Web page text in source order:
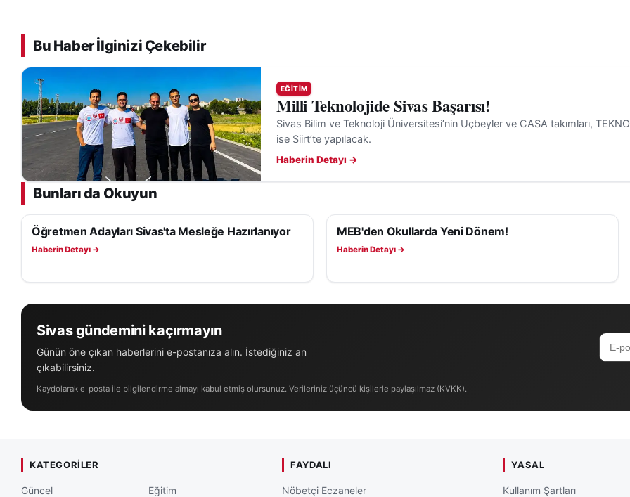
Bu Haber İlginizi Çekebilir
EĞITIM
Milli Teknolojide Sivas Başarısı!
Sivas Bilim ve Teknoloji Üniversitesi’nin Uçbeyler ve CASA takımları,
ise Siirt’te yapılacak.
Haberin Detayı →
Bunları da Okuyun
EĞITIM
Öğretmen Adayları Sivas'ta Mesleğe Hazırlanıyor
Haberin Detayı →
EĞITIM
MEB'den Okullarda Yeni Dönem!
Haberin Detayı →
Sivas gündemini kaçırmayın
Günün öne çıkan haberlerini e-postanıza alın. İstediğiniz an
çıkabilirsiniz.
Kaydolarak e-posta ile bilgilendirme almayı kabul etmiş olursunuz. Verileriniz üçüncü kişilerle paylaşılmaz (KVKK).
KATEGORILER
Güncel
Eğitim
FAYDALI
Nöbetçi Eczaneler
YASAL
Kullanım Şartları